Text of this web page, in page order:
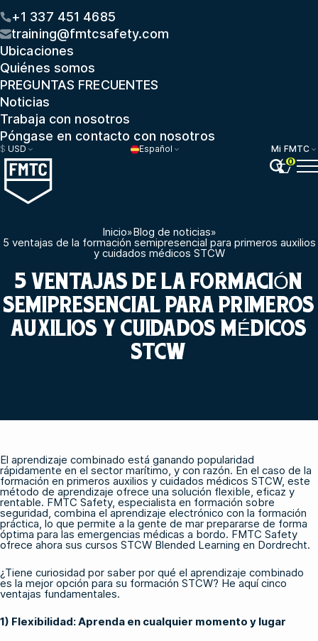
+1 337 451 4685
training@fmtcsafety.com
Ubicaciones
Quiénes somos
PREGUNTAS FRECUENTES
Noticias
Trabaja con nosotros
Póngase en contacto con nosotros
$ USD Español
Mi FMTC
0
Inicio»Blog de noticias»
5 ventajas de la formación semipresencial para primeros auxilios
y cuidados médicos STCW
5 VENTAJAS DE LA FORMACIÓN
SEMIPRESENCIAL PARA PRIMEROS
AUXILIOS Y CUIDADOS MÉDICOS
STCW
El aprendizaje combinado está ganando popularidad
rápidamente en el sector marítimo, y con razón. En el caso de la
formación en primeros auxilios y cuidados médicos STCW, este
método de aprendizaje ofrece una solución flexible, eficaz y
rentable. FMTC Safety, especialista en formación sobre
seguridad, combina el aprendizaje electrónico con la formación
práctica, lo que permite a la gente de mar prepararse de forma
óptima para las emergencias médicas a bordo. FMTC Safety
ofrece ahora sus cursos STCW Blended Learning en Dordrecht.
¿Tiene curiosidad por saber por qué el aprendizaje combinado
es la mejor opción para su formación STCW? He aquí cinco
ventajas fundamentales.
1) Flexibilidad: Aprenda en cualquier momento y lugar